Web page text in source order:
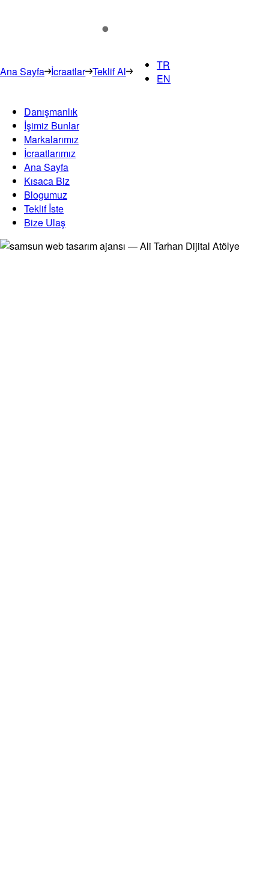
Ana Sayfa İcraatlar Teklif Al
TR
EN
Danışmanlık
İşimiz Bunlar
Markalarımız
İcraatlarımız
Ana Sayfa
Kısaca Biz
Blogumuz
Teklif İste
Bize Ulaş